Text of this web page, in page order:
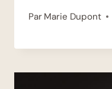
Par Marie Dupont